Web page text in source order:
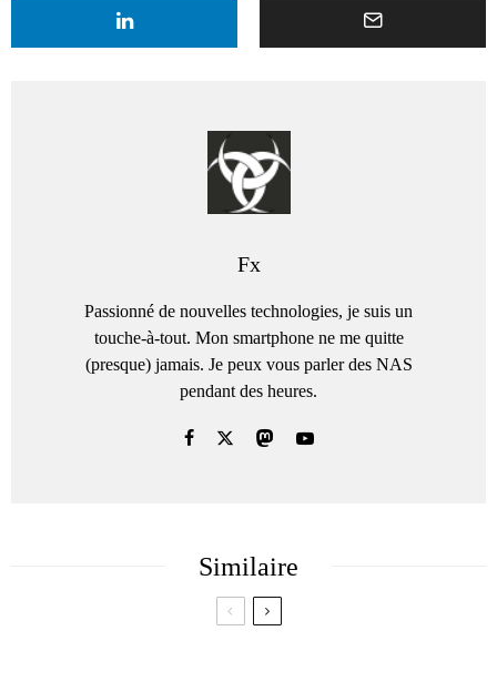
Fx
Passionné de nouvelles technologies, je suis un
touche-à-tout. Mon smartphone ne me quitte
(presque) jamais. Je peux vous parler des NAS
pendant des heures.
Similaire